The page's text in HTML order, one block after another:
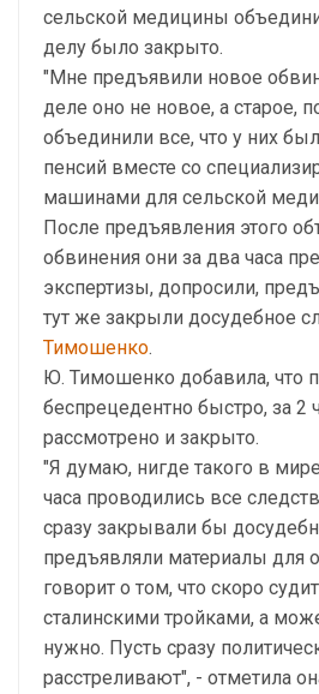
сельской медицины
делу было закрыто.
"Мне предъявили новое
деле оно не новое, а старое,
объединили все, что у них
пенсий вместе со
машинами для сельской
После предъявления этого
обвинения они за два часа
экспертизы, допросили,
тут же закрыли досудебное
Тимошенко.
Ю. Тимошенко добавила, что
беспрецедентно быстро, за 2
рассмотрено и закрыто.
"Я думаю, нигде такого в
часа проводились все
сразу закрывали бы
предъявляли материалы для
говорит о том, что скоро
сталинскими тройками, а
нужно. Пусть сразу
расстреливают", - отметила